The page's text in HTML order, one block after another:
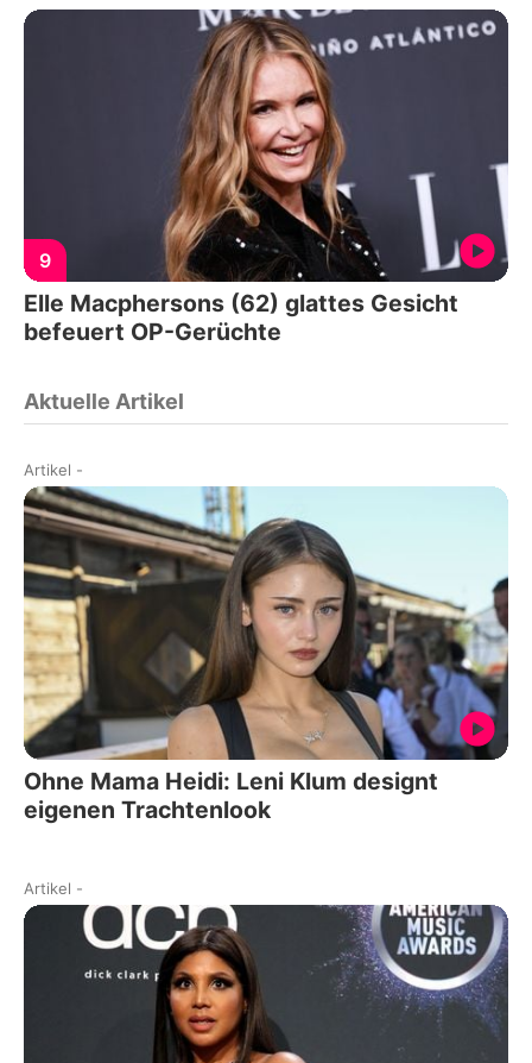
9
Elle Macphersons (62) glattes Gesicht
befeuert OP-Gerüchte
Aktuelle Artikel
Artikel -
Ohne Mama Heidi: Leni Klum designt
eigenen Trachtenlook
Artikel -